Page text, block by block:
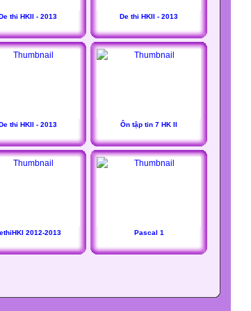
thi HKII - 2013 De thi HKII - 2013
thi HKII - 2013 Ôn tập tin 7 HK II
2012-2013 Pascal 1